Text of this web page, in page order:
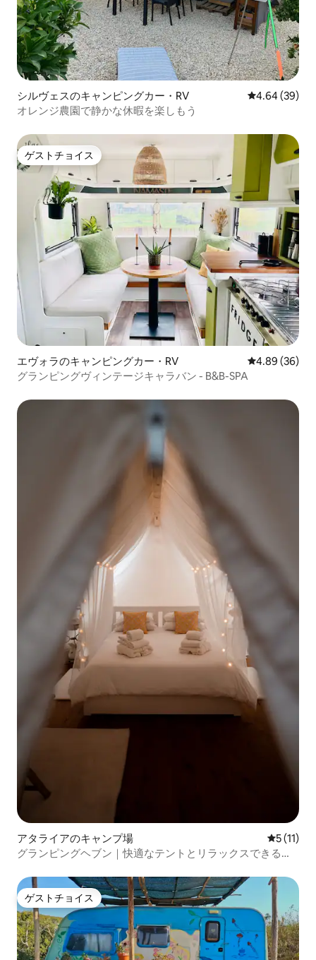
シルヴェスのキャンピングカー・RV レビュー39
4.64 (39)
オレンジ農園で静かな休暇を楽しもう
ゲストチョイス
ゲストチョイス
エヴォラのキャンピングカー・RV レビュー36
4.89 (36)
グランピングヴィンテージキャラバン - B&B-SPA
アタライアのキャンプ場 レビュー
5 (11)
グランピングヘブン｜快適なテントとリラックスできる露
ゲストチョイス
ゲストチョイス